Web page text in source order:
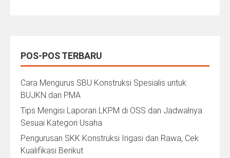
POS-POS TERBARU
Cara Mengurus SBU Konstruksi Spesialis untuk
BUJKN dan PMA
Tips Mengisi Laporan LKPM di OSS dan Jadwalnya
Sesuai Kategori Usaha
Pengurusan SKK Konstruksi Irigasi dan Rawa, Cek
Kualifikasi Berikut